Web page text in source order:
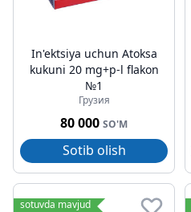
In'ektsiya uchun Atoksa
kukuni 20 mg+p-l flakon
№1
Грузия
80 000 SO'M
Sotib olish
sotuvda mavjud